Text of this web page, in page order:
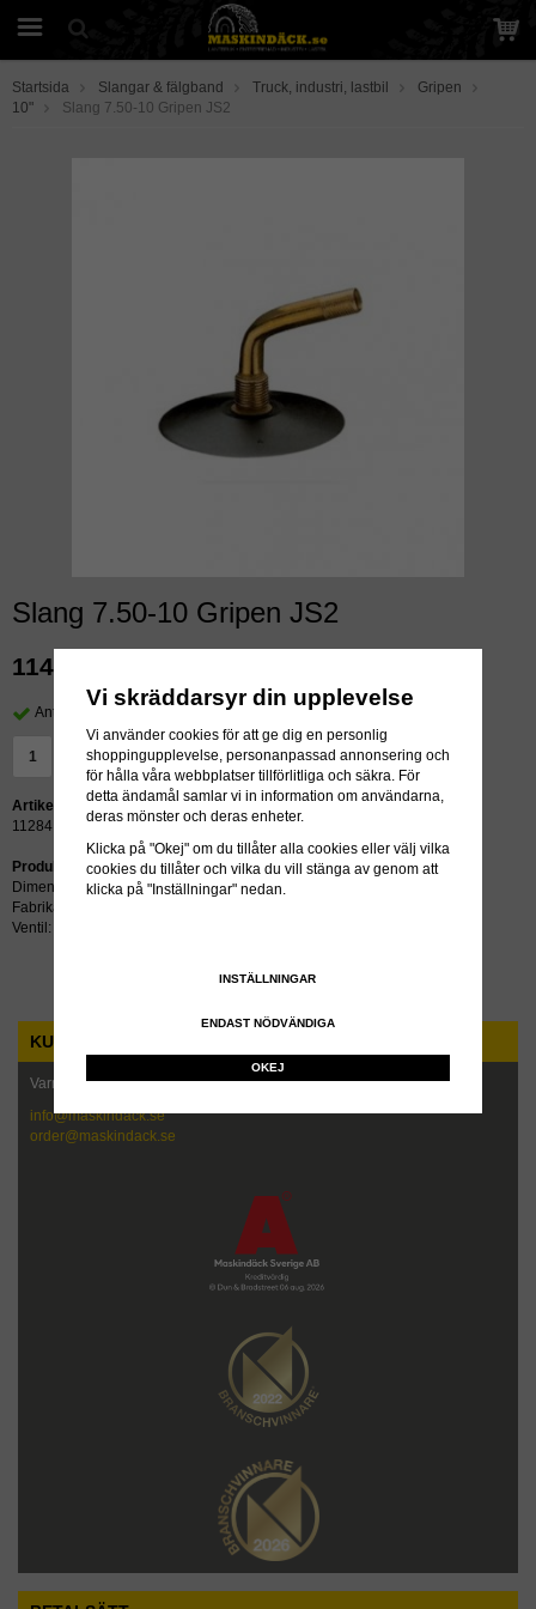
Startsida Slangar & fälgband Truck, industri, lastbil
Gripen
10"
Slang 7.50-10 Gripen JS2
Slang 7.50-10 Gripen JS2
114 kr
Antal i lager: >24 st
LÄGG I VARUKORG »
Artikelnummer:
11284
Produktbeskrivning:
Dimension: 7.50-10
Fabrikat: Gripen
Ventil: JS2
KUNDTJÄNST
Varmt välkommen att kontakta oss!
info@maskindack.se
order@maskindack.se
Vi skräddarsyr din upplevelse
Vi använder cookies för att ge dig en personlig
shoppingupplevelse, personanpassad annonsering och
för hålla våra webbplatser tillförlitliga och säkra. För
detta ändamål samlar vi in information om användarna,
deras mönster och deras enheter.
Klicka på "Okej" om du tillåter alla cookies eller välj vilka
cookies du tillåter och vilka du vill stänga av genom att
klicka på "Inställningar" nedan.
INSTÄLLNINGAR
ENDAST NÖDVÄNDIGA
OKEJ